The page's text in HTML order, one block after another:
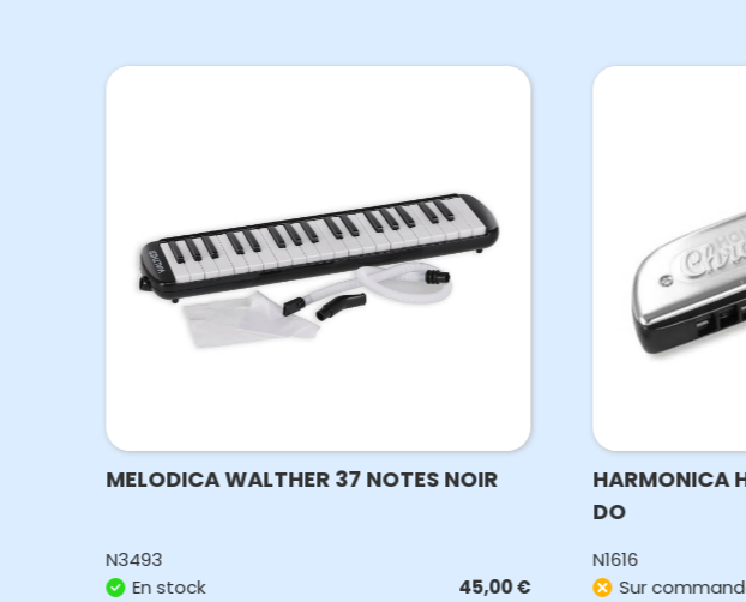
MELODICA WALTHER 37 NOTES NOIR
N3493
En stock
45,00€
HARMONICA
DO
N1616
Sur